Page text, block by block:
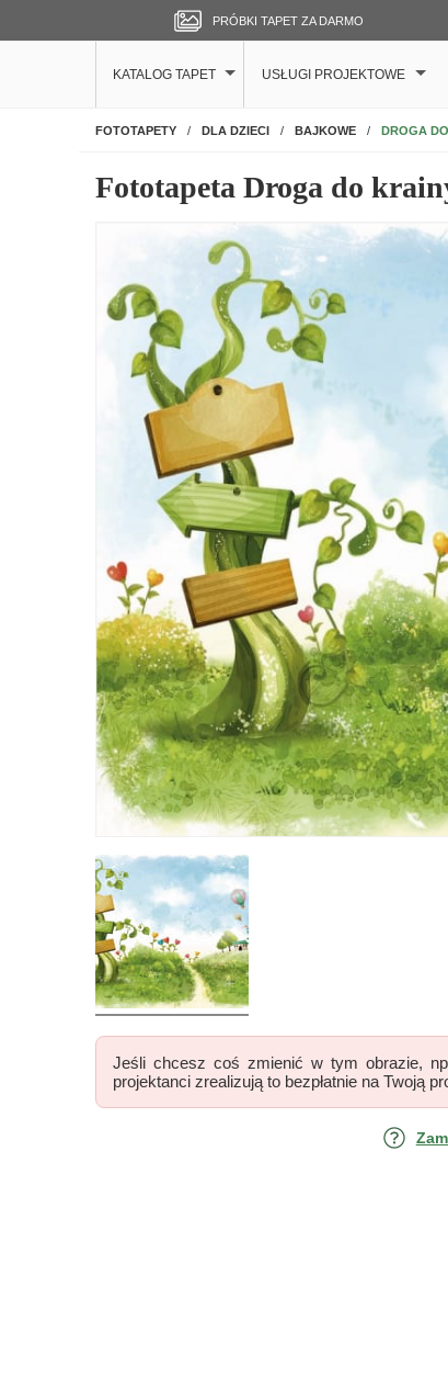
PRÓBKI TAPET ZA DARMO
KATALOG TAPET USŁUGI PROJEKTOWE
FOTOTAPETYNA ŚCIANĘ
DLA DZIECI BAJKOWE DROGA
Fototapeta Droga do
Jeśli chcesz coś zmienić w tym obrazie,
projektanci zrealizują to bezpłatnie na Twoją